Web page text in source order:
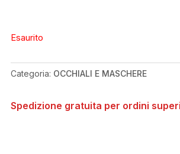
Esaurito
Categoria: OCCHIALI E MASCHERE
Spedizione gratuita per ordini